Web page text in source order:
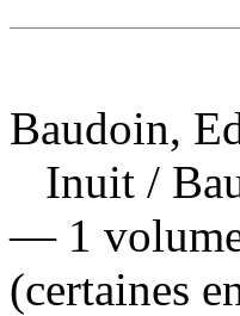
Baudoin,
Inuit /
— 1 volume
(certaines